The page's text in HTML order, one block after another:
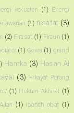
kekuatan (1) Energi
(1) filsafat (3)
(2) Firasat (1) Firaun (1)
(1) Gowa (1) grand
Hamka (3) Hasan Al
(3) Hikayat Perang
(1) Hukum Akhirat (1)
(1) Ibadah obat (1)